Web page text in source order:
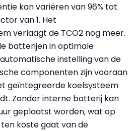
kan variëren van 96% tot
van 1. Het
verlaagt de TCO2 nog meer.
batterijen in optimale
instelling van de
componenten zijn vooraan
geïntegreerde koelsysteem
Zonder interne batterij kan
geplaatst worden, wat op
koste gaat van de